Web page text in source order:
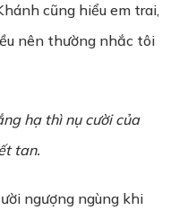
cũng hiểu em trai,
nên thường nhắc tôi
hạ thì nụ cười của
tan.
ngượng ngùng khi